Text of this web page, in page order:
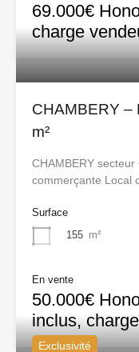
69.000€
charge
CHAMBERY –
m²
CHAMBERY
commerçante Local
Surface
155 m²
En vente
50.000€
inclus,
Exclusivité